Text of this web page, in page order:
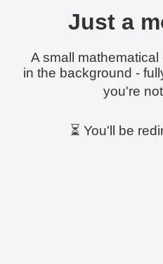
Just a
A small
in the background -
you're not
⏳ You'll be